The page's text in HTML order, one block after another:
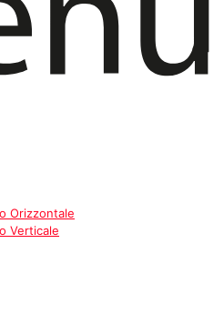
Orizzontale
Verticale